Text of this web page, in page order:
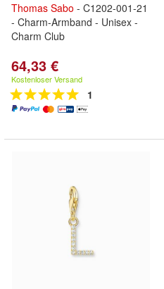
Thomas Sabo - C1202-001-21
- Charm-Armband - Unisex -
Charm Club
64,33 €
Kostenloser Versand
1